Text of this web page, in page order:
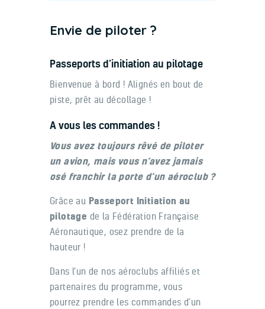
Envie de piloter ?
Passeports d’initiation au pilotage
Bienvenue à bord ! Alignés en bout de
piste, prêt au décollage !
A vous les commandes !
Vous avez toujours rêvé de piloter
un avion, mais vous n’avez jamais
osé franchir la porte d’un aéroclub ?
Grâce au Passeport Initiation au
pilotage de la Fédération Française
Aéronautique, osez prendre de la
hauteur !
Dans l’un de nos aéroclubs affiliés et
partenaires du programme, vous
pourrez prendre les commandes d’un